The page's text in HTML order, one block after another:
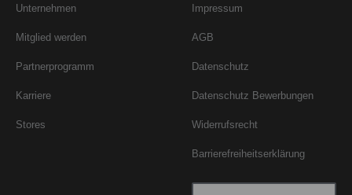
Unternehmen
Mitglied werden
Partnerprogramm
Karriere
Stores
Impressum
AGB
Datenschutz
Datenschutz Bewerbungen
Widerrufsrecht
Barrierefreiheitserklärung